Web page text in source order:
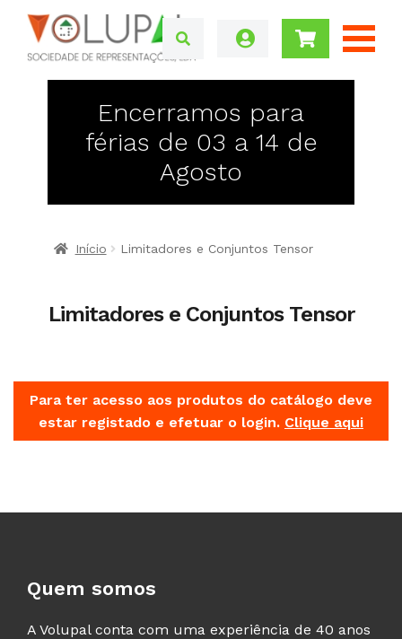
Encerramos para
férias de 03 a 14 de
Agosto
Início Limitadores e Conjuntos Tensor
Limitadores e Conjuntos Tensor
Para ter acesso aos produtos do catálogo deve
estar registado e efetuar o login. Clique aqui
Quem somos
A Volupal conta com uma experiência de 40 anos